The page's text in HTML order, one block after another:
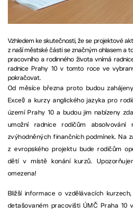
Vzhledem ke skutečnosti, že se projektové
z naší městské části se značným ohlasem a
pracovního a rodinného života vnímá
radnice Prahy 10 v tomto roce ve
pokračovat.
Od měsíce března proto budou
Excel) a kurzy anglického jazyka pro
území Prahy 10 a budou jim nabízeny
umožní radnice rodičům absolvování
zvýhodněných finančních podmínek. Na
z evropského projektu bude rodičům
dětí v místě konání kurzů.
omezena!
Bližší informace o vzdělávacích
detašovaném pracovišti ÚMČ Praha 10